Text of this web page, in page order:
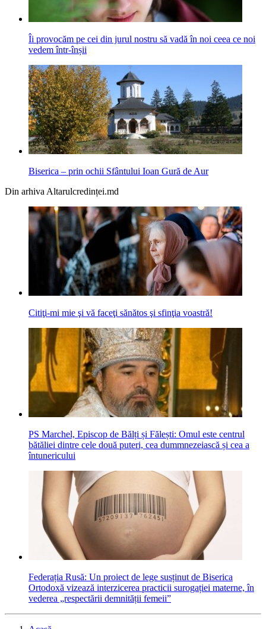
Îi provocăm pe cei din jurul nostru să vadă în noi ceea ce noi
vedem într-înșii
Biserica – prin ochii Sfântului Ioan Gură de Aur
Din arhiva Altarulcredinței.md
Citiţi-mi mie şi vă faceţi sănătos şi sfinţia voastră!
PS Marchel, Episcop de Bălți și Fălești: Omul este centrul
bătăliei dintre cele două puteri, cea dummnezeiască și cea a
întunericului
Federația Rusă: Un proiect de lege susținut de Biserica
Ortodoxă vizează interzicerea practicii surogației materne, în
vederea „respectării demnității femeii”